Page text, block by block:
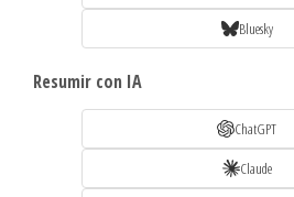
Bluesky
Resumir con IA
ChatGPT
Claude